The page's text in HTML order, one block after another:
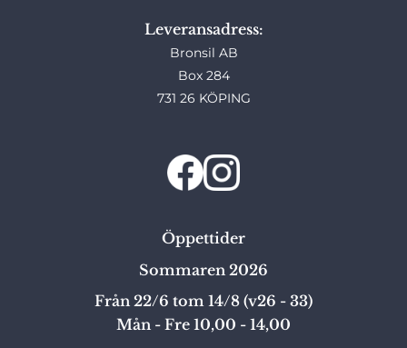
Leveransadress:
Bronsil AB
Box 284
731 26 KÖPING
Öppettider
Sommaren 2026
Från 22/6 tom 14/8 (v26 - 33)
Mån - Fre 10,00 - 14,00